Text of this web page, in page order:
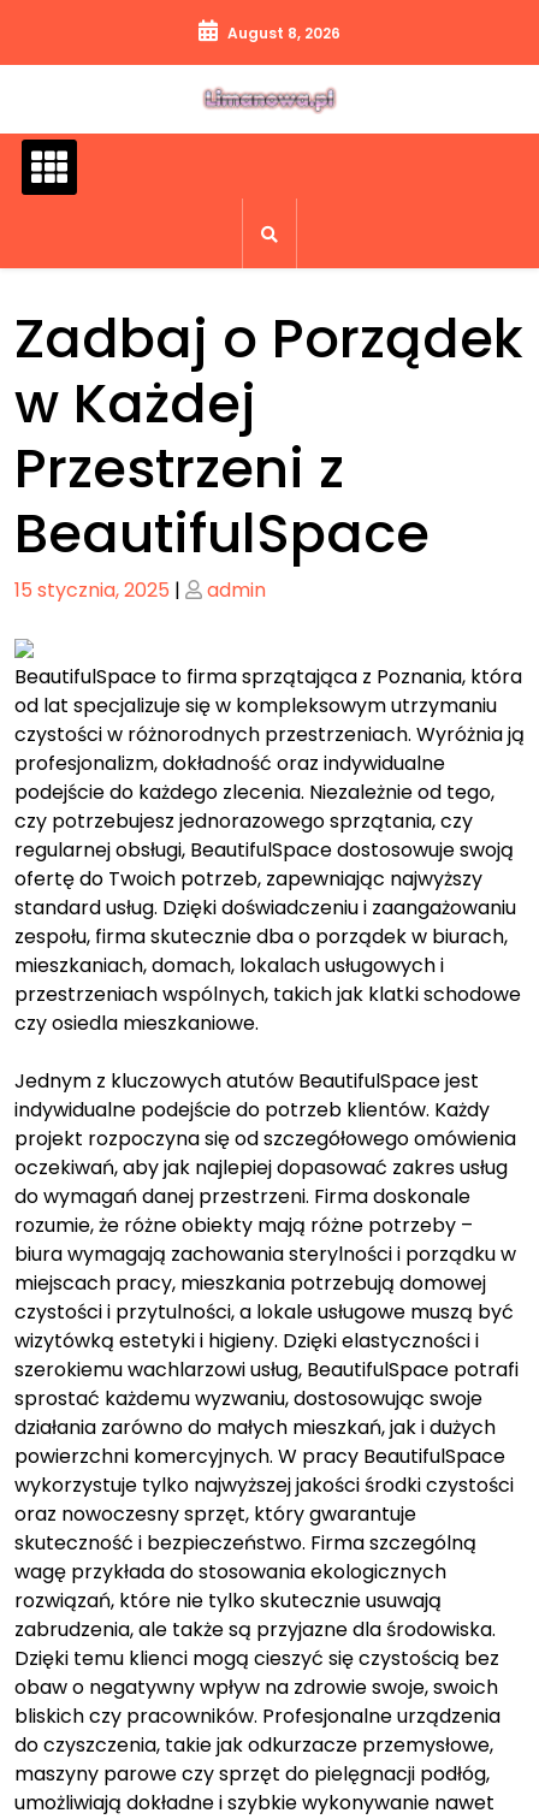
content
August 8, 2026
Zadbaj o Porządek
w Każdej
Przestrzeni z
BeautifulSpace
Posted
15 stycznia, 2025 | Posted
admin
BeautifulSpace to firma sprzątająca z Poznania, która
od lat specjalizuje się w kompleksowym utrzymaniu
czystości w różnorodnych przestrzeniach. Wyróżnia ją
profesjonalizm, dokładność oraz indywidualne
podejście do każdego zlecenia. Niezależnie od tego,
czy potrzebujesz jednorazowego sprzątania, czy
regularnej obsługi, BeautifulSpace dostosowuje swoją
ofertę do Twoich potrzeb, zapewniając najwyższy
standard usług. Dzięki doświadczeniu i zaangażowaniu
zespołu, firma skutecznie dba o porządek w biurach,
mieszkaniach, domach, lokalach usługowych i
przestrzeniach wspólnych, takich jak klatki schodowe
czy osiedla mieszkaniowe.
Jednym z kluczowych atutów BeautifulSpace jest
indywidualne podejście do potrzeb klientów. Każdy
projekt rozpoczyna się od szczegółowego omówienia
oczekiwań, aby jak najlepiej dopasować zakres usług
do wymagań danej przestrzeni. Firma doskonale
rozumie, że różne obiekty mają różne potrzeby –
biura wymagają zachowania sterylności i porządku w
miejscach pracy, mieszkania potrzebują domowej
czystości i przytulności, a lokale usługowe muszą być
wizytówką estetyki i higieny. Dzięki elastyczności i
szerokiemu wachlarzowi usług, BeautifulSpace potrafi
sprostać każdemu wyzwaniu, dostosowując swoje
działania zarówno do małych mieszkań, jak i dużych
powierzchni komercyjnych. W pracy BeautifulSpace
wykorzystuje tylko najwyższej jakości środki czystości
oraz nowoczesny sprzęt, który gwarantuje
skuteczność i bezpieczeństwo. Firma szczególną
wagę przykłada do stosowania ekologicznych
rozwiązań, które nie tylko skutecznie usuwają
zabrudzenia, ale także są przyjazne dla środowiska.
Dzięki temu klienci mogą cieszyć się czystością bez
obaw o negatywny wpływ na zdrowie swoje, swoich
bliskich czy pracowników. Profesjonalne urządzenia
do czyszczenia, takie jak odkurzacze przemysłowe,
maszyny parowe czy sprzęt do pielęgnacji podłóg,
umożliwiają dokładne i szybkie wykonywanie nawet